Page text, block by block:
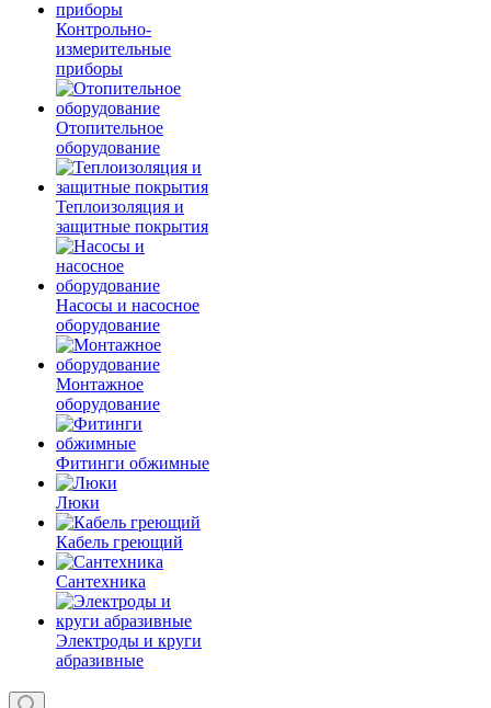
Контрольно-
измерительные
приборы
Отопительное
оборудование
Теплоизоляция и
защитные покрытия
Насосы и насосное
оборудование
Монтажное
оборудование
Фитинги обжимные
Люки
Кабель греющий
Сантехника
Электроды и круги
абразивные